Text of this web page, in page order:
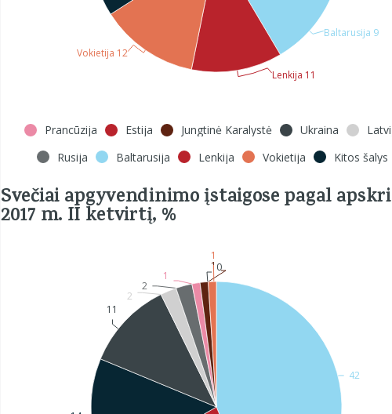
Baltarusija 9
Lenkija 11
Vokietija 12
Prancūzija Estija Jungtinė Karalystė Ukraina
Rusija
Baltarusija Lenkija Vokietija Kitos šalys
Svečiai apgyvendinimo įstaigose pagal
2017 m. II ketvirtį, %
42
11
2
2
1
1
1
0